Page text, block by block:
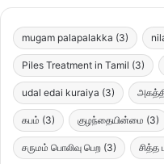
mugam palapalakka (3)
Piles Treatment in Tamil (3)
udal edai kuraiya (3)
கபம் (3) குழந்தையின்மை (3)
சருமம் பொலிவு பெற (3) சித்த